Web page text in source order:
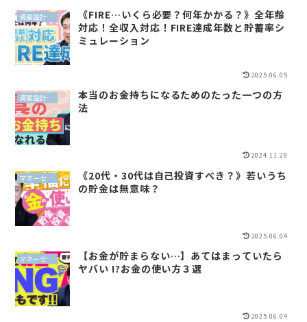
資産設計（QLP）
《FIRE…いくら必要？何年かかる？》全年齢
対応！全収入対応！FIRE達成年数と貯蓄率シ
ミュレーション
2025.06.05
資産設計（QLP）
本当のお金持ちになるためのたった一つの方
法
2024.11.28
マネーセンスイズム
《20代・30代は自己投資すべき？》若いうち
の貯金は無意味？
2025.06.04
マネーセンスイズム
【お金が貯まらない…】あてはまっていたら
ヤバい !?お金の使い方３選
2025.06.04